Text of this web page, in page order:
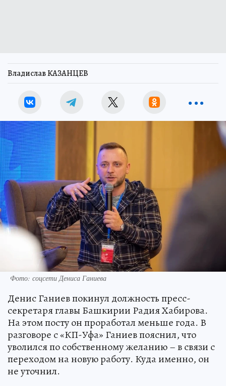
Владислав КАЗАНЦЕВ
Фото: соцсети Дениса Ганиева
Денис Ганиев покинул должность пресс-
секретаря главы Башкирии Радия Хабирова.
На этом посту он проработал меньше года. В
разговоре с «КП-Уфа» Ганиев пояснил, что
уволился по собственному желанию – в связи с
переходом на новую работу. Куда именно, он
не уточнил.